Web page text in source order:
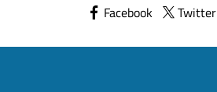
Facebook Twitter